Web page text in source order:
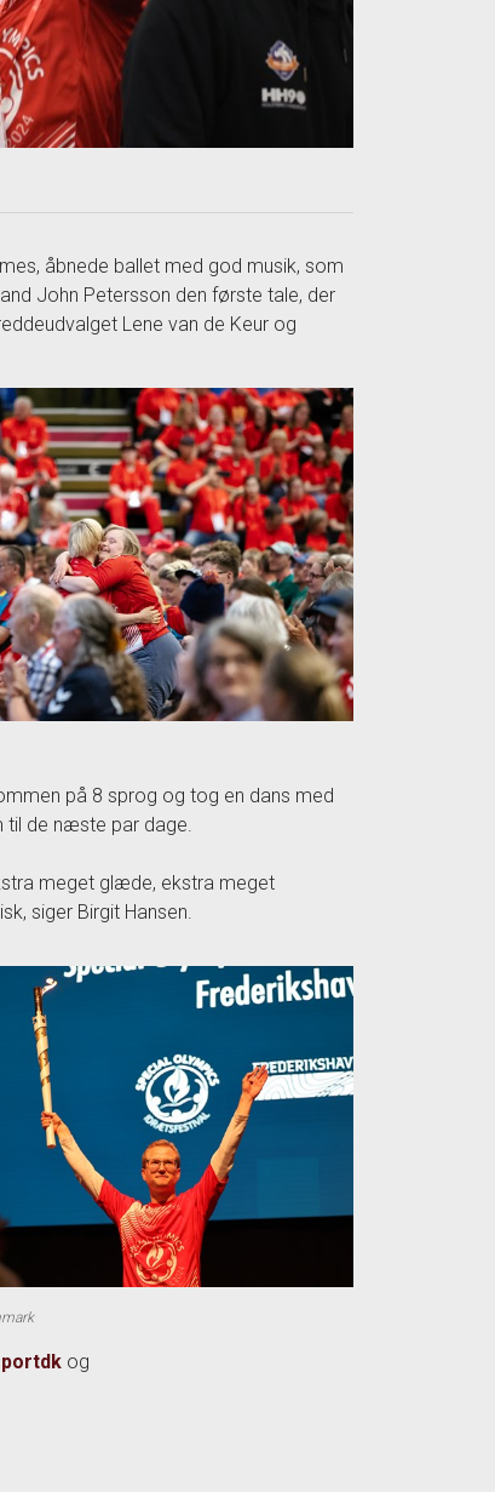
åbnede ballet med god musik, som
John Petersson den første tale, der
Lene van de Keur og
på 8 sprog og tog en dans med
til de næste par dage.
meget glæde, ekstra meget
siger Birgit Hansen.
og